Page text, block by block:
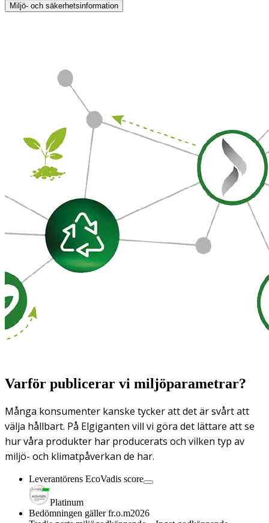
Miljö- och säkerhetsinformation
Varför publicerar vi miljöparametrar?
Många konsumenter kanske tycker att det är svårt att
välja hållbart. På Elgiganten vill vi göra det lättare att se
hur våra produkter har producerats och vilken typ av
miljö- och klimatpåverkan de har.
Leverantörens EcoVadis score
Platinum
Bedömningen gäller fr.o.m2026